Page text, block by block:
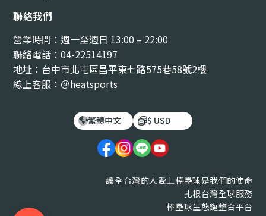
聯絡我們
營業時間：週一至週日 13:00 – 22:00
聯絡電話：04-22514197
地址：台中市北屯區昌平東七路575巷58號2樓
線上客服：＠heatsports
繁體中文 $ USD
讓全台灣的人愛上棒壘球是我們的使命
扎根台灣全球服務
棒壘球生態鏈整合平台